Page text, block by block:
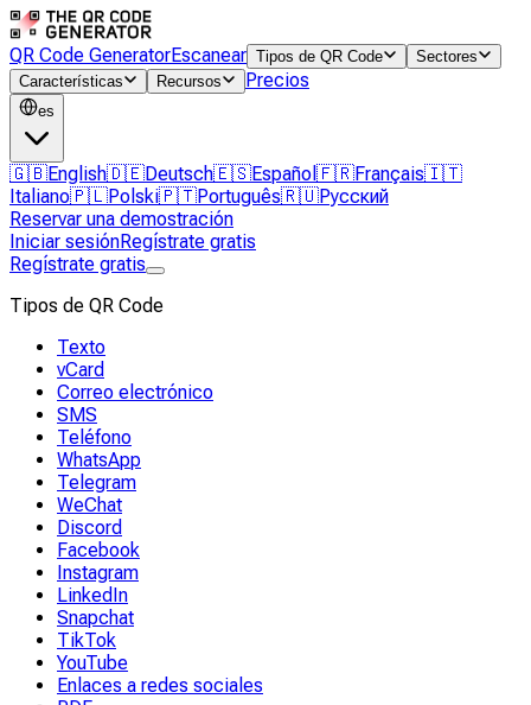
QR Code GeneratorEscanear Tipos de QR Code
Sectores
Características
Recursos Precios
es
🇬🇧English🇩🇪Deutsch🇪🇸Español 🇫🇷Français🇮🇹
Italiano🇵🇱Polski🇵🇹Português🇷🇺Русский
Reservar una demostración
Iniciar sesiónRegístrate gratis
Regístrate gratis
Tipos de QR Code
Texto
vCard
Correo electrónico
SMS
Teléfono
WhatsApp
Telegram
WeChat
Discord
Facebook
Instagram
LinkedIn
Snapchat
TikTok
YouTube
Enlaces a redes sociales